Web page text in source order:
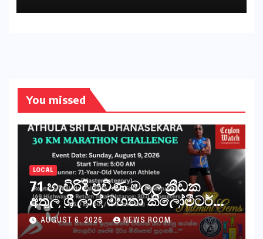
You missed
LOCAL
71 හැවිරිදි ප්‍රවීණ මලල ක්‍රීඩක
අතුල ශ්‍රී ලාල් මහතා කිලෝමීටර්
30ක විශේෂ මැරතන් ධාවන
අභියෝගයකට සැරසෙයි
AUGUST 6, 2026 NEWS ROOM